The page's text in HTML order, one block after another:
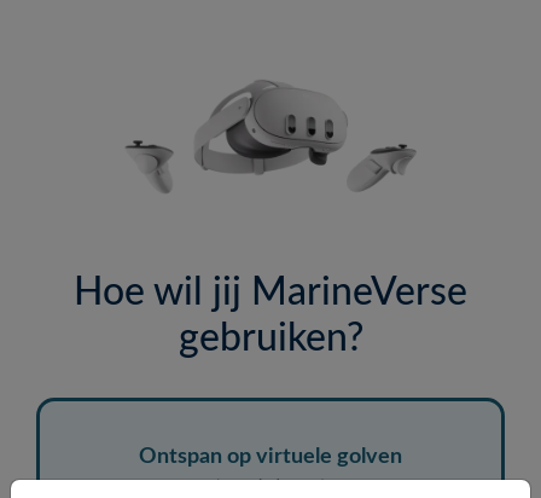
Hoe wil jij MarineVerse
gebruiken?
Ontspan op virtuele golven